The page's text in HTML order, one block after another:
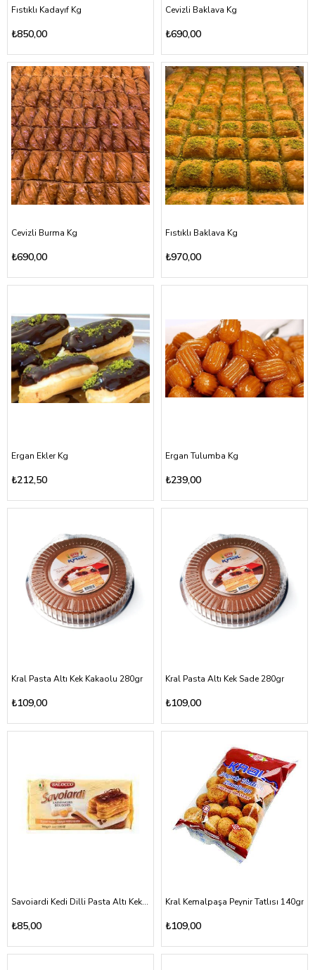
Fıstıklı Kadayıf Kg
₺850,00
Cevizli Baklava Kg
₺690,00
Cevizli Burma Kg
₺690,00
Fıstıklı Baklava Kg
₺970,00
Ergan Ekler Kg
₺212,50
Ergan Tulumba Kg
₺239,00
Kral Pasta Altı Kek Kakaolu 280gr
₺109,00
Kral Pasta Altı Kek Sade 280gr
₺109,00
Savoiardi Kedi Dilli Pasta Altı Kek 200gr
₺85,00
Kral Kemalpaşa Peynir Tatlısı 140gr
₺109,00